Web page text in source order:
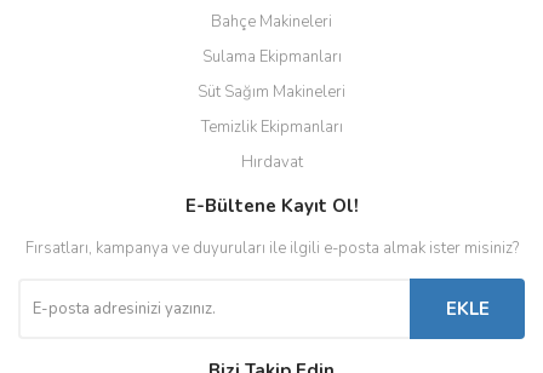
Bahçe Makineleri
Sulama Ekipmanları
Süt Sağım Makineleri
Temizlik Ekipmanları
Hırdavat
E-Bültene Kayıt Ol!
Fırsatları, kampanya ve duyuruları ile ilgili e-posta almak ister misiniz?
EKLE